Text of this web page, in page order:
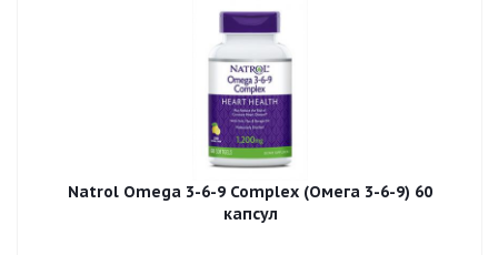
Natrol Omega 3-6-9 Complex (Омега 3-6-9) 60
капсул